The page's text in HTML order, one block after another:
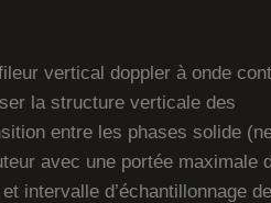
vertical doppler à onde
la structure verticale des
entre les phases solide
avec une portée maximale
intervalle d’échantillonnage